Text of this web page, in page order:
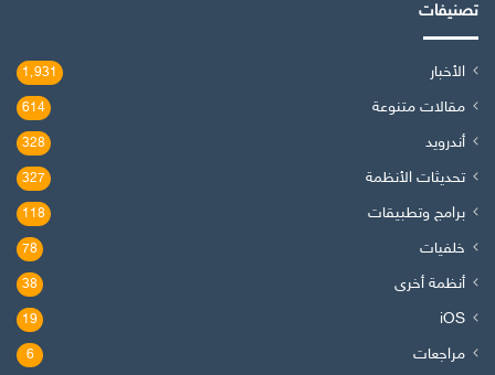
تصنيفات
الأخبار 1٬931
مقالات متنوعة 614
أندرويد 328
تحديثات الأنظمة 327
برامج وتطبيقات 118
خلفيات 78
أنظمة أخرى 38
iOS
19
مراجعات 6